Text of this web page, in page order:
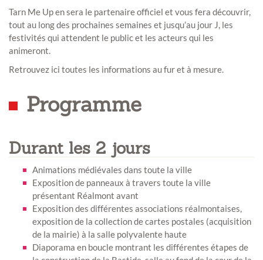
Tarn Me Up en sera le partenaire officiel et vous fera découvrir,
tout au long des prochaines semaines et jusqu’au jour J, les
festivités qui attendent le public et les acteurs qui les
animeront.
Retrouvez ici toutes les informations au fur et à mesure.
Programme
Durant les 2 jours
Animations médiévales dans toute la ville
Exposition de panneaux à travers toute la ville
présentant Réalmont avant
Exposition des différentes associations réalmontaises,
exposition de la collection de cartes postales (acquisition
de la mairie) à la salle polyvalente haute
Diaporama en boucle montrant les différentes étapes de